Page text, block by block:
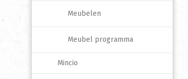
Meubelen
Meubel programma
Mincio